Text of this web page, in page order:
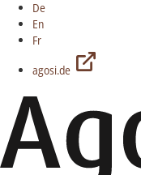
De
En
Fr
agosi.de